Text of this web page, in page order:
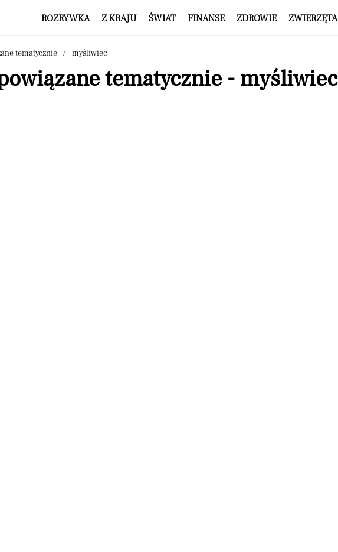
ROZRYWKA Z KRAJU ŚWIAT FINANSE ZDROWIE ZWIERZĘTA
tematycznie myśliwiec
tematycznie - myśliwiec